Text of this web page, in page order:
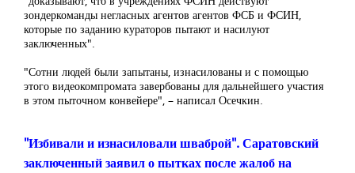
зондеркоманды негласных агентов агентов ФСБ и ФСИН,
которые по заданию кураторов пытают и насилуют
заключенных".
"Сотни людей были запытаны, изнасилованы и с помощью
этого видеокомпромата завербованы для дальнейшего участия
в этом пыточном конвейере", – написал Осечкин.
"Избивали и изнасиловали шваброй". Саратовский
заключенный заявил о пытках после жалоб на